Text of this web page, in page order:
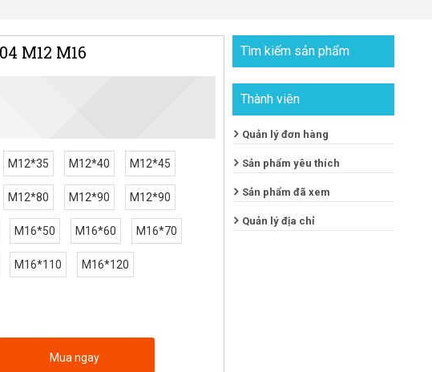
M12 M16
M12*35 M12*40 M12*45
M12*80 M12*90 M12*90
M16*50 M16*60 M16*70
M16*110 M16*120
Mua ngay
Tìm kiếm sản phẩm
Thành viên
Quản lý đơn hàng
Sản phẩm yêu thích
Sản phẩm đã xem
Quản lý địa chỉ